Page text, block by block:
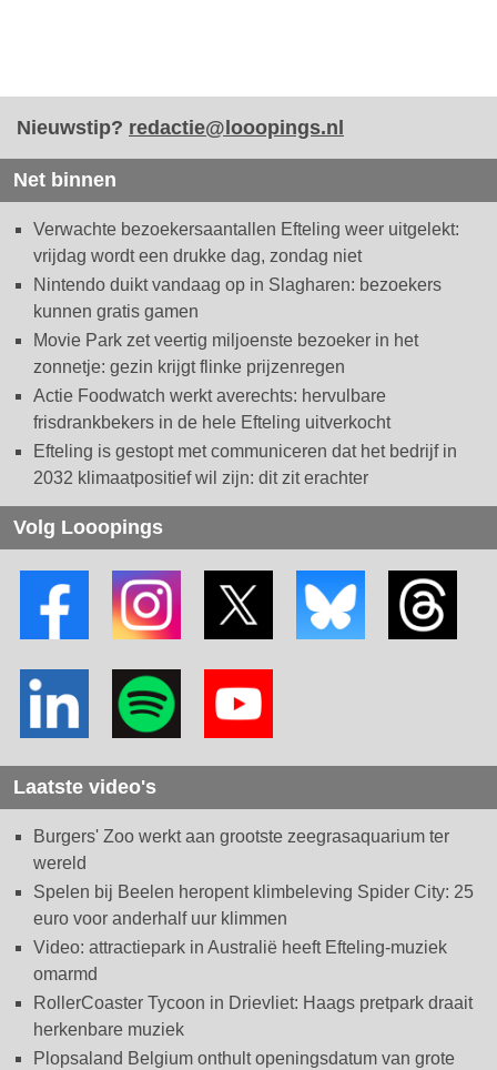
Nieuwstip? redactie@looopings.nl
Net binnen
Verwachte bezoekersaantallen Efteling weer uitgelekt:
vrijdag wordt een drukke dag, zondag niet
Nintendo duikt vandaag op in Slagharen: bezoekers
kunnen gratis gamen
Movie Park zet veertig miljoenste bezoeker in het
zonnetje: gezin krijgt flinke prijzenregen
Actie Foodwatch werkt averechts: hervulbare
frisdrankbekers in de hele Efteling uitverkocht
Efteling is gestopt met communiceren dat het bedrijf in
2032 klimaatpositief wil zijn: dit zit erachter
Volg Looopings
Laatste video's
Burgers' Zoo werkt aan grootste zeegrasaquarium ter
wereld
Spelen bij Beelen heropent klimbeleving Spider City: 25
euro voor anderhalf uur klimmen
Video: attractiepark in Australië heeft Efteling-muziek
omarmd
RollerCoaster Tycoon in Drievliet: Haags pretpark draait
herkenbare muziek
Plopsaland Belgium onthult openingsdatum van grote